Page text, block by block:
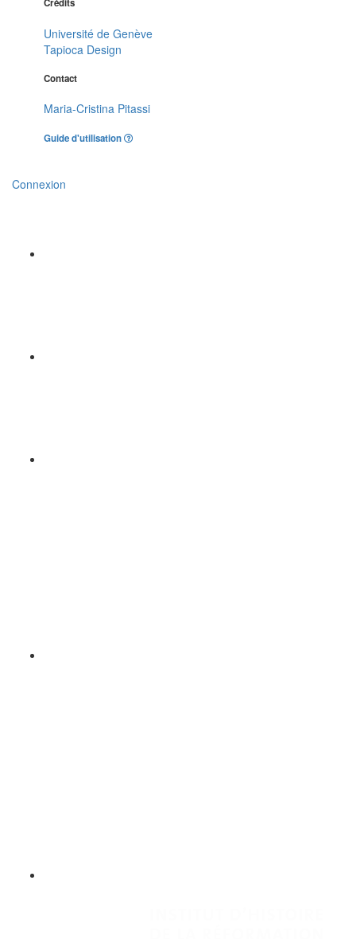
Crédits
Université de Genève
Tapioca Design
Contact
Maria-Cristina Pitassi
Guide d'utilisation
Connexion